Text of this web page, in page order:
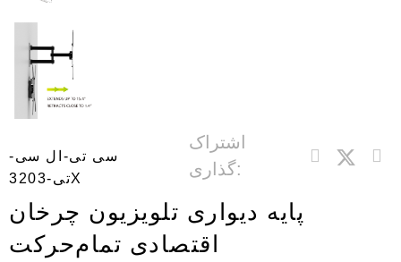
سی تی-ال سی-
تی-3203X
اشتراک
گذاری:
پایه دیواری تلویزیون چرخان
اقتصادی تمام‌حرکت